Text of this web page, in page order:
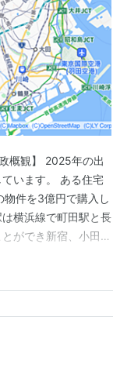
概観】 2025年の出
います。 ある住宅
件を3億円で購入し
横浜線で町田駅と長
ができ新宿、小田
瀬駅から徒歩3分こ